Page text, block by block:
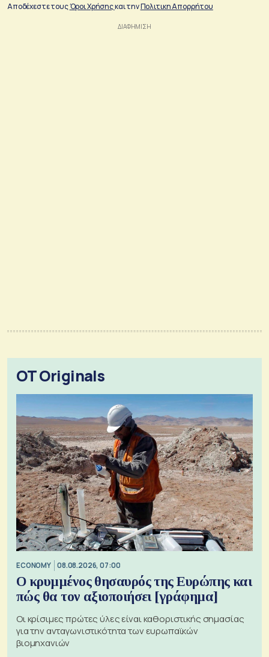
Αποδέχεστε τουςΌροι Χρήσηςκαι τηνΠολιτικη Απορρήτου
OT Originals
ECONOMY 08.08.2026, 07:00
Ο κρυμμένος θησαυρός της Ευρώπης και
πώς θα τον αξιοποιήσει [γράφημα]
Οι κρίσιμες πρώτες ύλες είναι καθοριστικής σημασίας
για την ανταγωνιστικότητα των ευρωπαϊκών
βιομηχανιών